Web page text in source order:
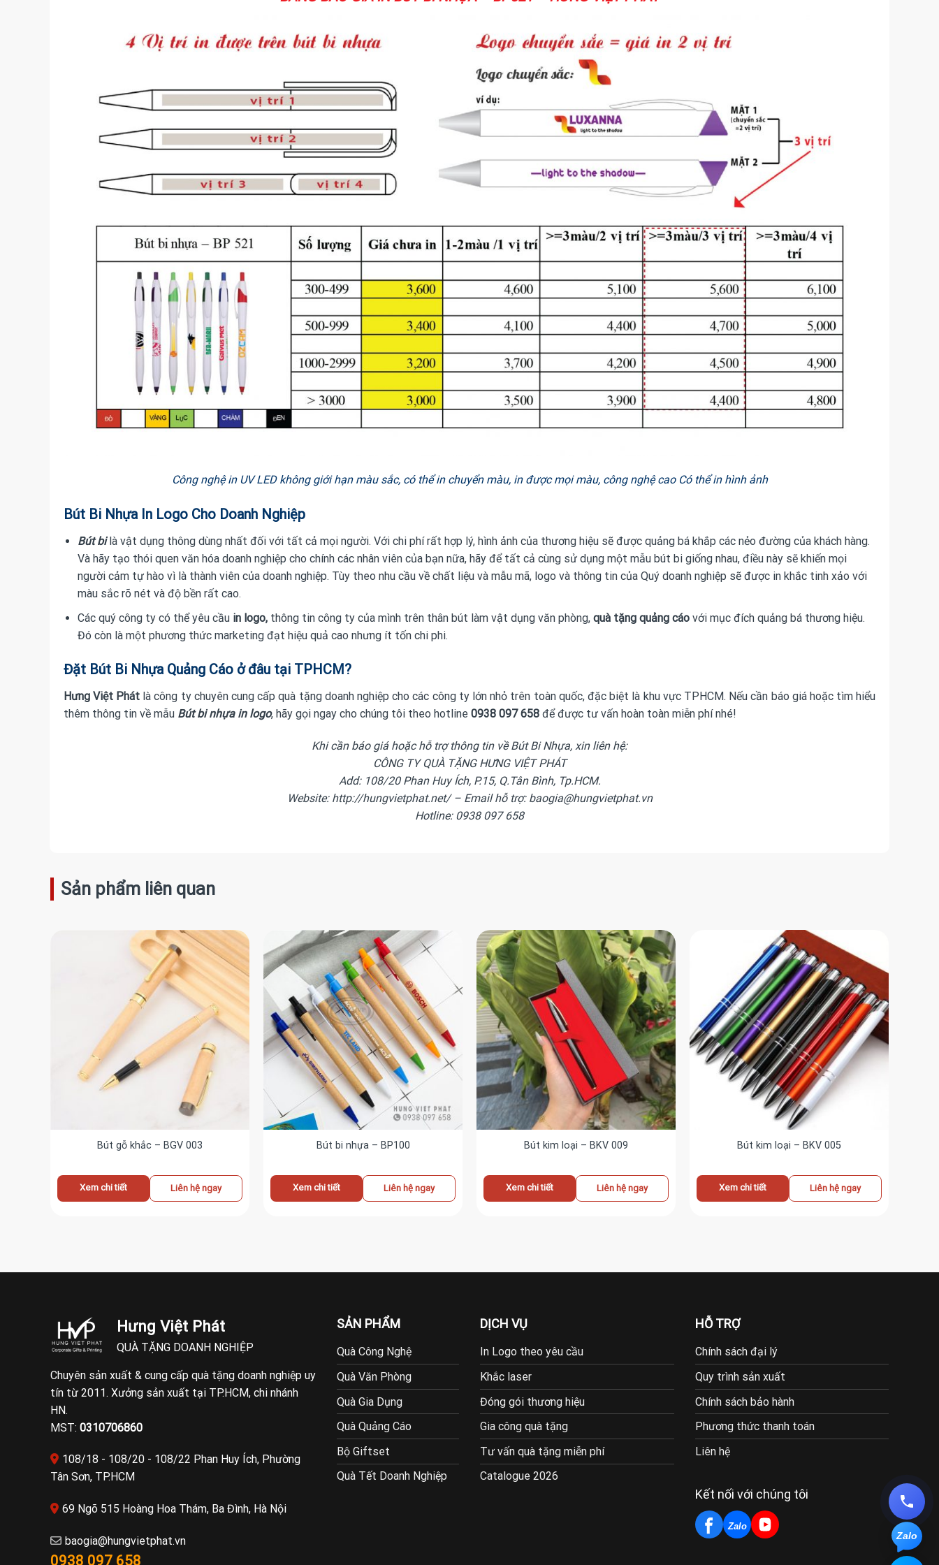
Công nghệ in UV LED không giới hạn màu sắc, có thể in chuyển màu, in được mọi màu, công nghệ cao Có thể in hình ảnh
Bút Bi Nhựa In Logo Cho Doanh Nghiệp
Bút bilà vật dụng thông dùng nhất đối với tất cả mọi người. Với chi phí rất hợp lý, hình ảnh của thương hiệu sẽ được quảng bá khắp các nẻo đường của khách hàng.
Và hãy tạo thói quen văn hóa doanh nghiệp cho chính các nhân viên của bạn nữa, hãy để tất cả cùng sử dụng một mẫu bút bi giống nhau, điều này sẽ khiến mọi
người cảm tự hào vì là thành viên của doanh nghiệp. Tùy theo nhu cầu về chất liệu và mẫu mã, logo và thông tin của Quý doanh nghiệp sẽ được in khắc tinh xảo với
màu sắc rõ nét và độ bền rất cao.
Các quý công ty có thể yêu cầu in logo, thông tin công ty của mình trên thân bút làm vật dụng văn phòng,quà tặng quảng cáo với mục đích quảng bá thương hiệu.
Đó còn là một phương thức marketing đạt hiệu quả cao nhưng ít tốn chi phi.
Đặt Bút Bi Nhựa Quảng Cáo ở đâu tại TPHCM?
Hưng Việt Phátlà công ty chuyên cung cấpquà tặng doanh nghiệp cho các công ty lớn nhỏ trên toàn quốc, đặc biệt là khu vực TPHCM. Nếu cần báo giá hoặc tìm hiểu
thêm thông tin về mẫu Bút bi nhựa in logo, hãy gọi ngay cho chúng tôi theo hotline0938 097 658để được tư vấn hoàn toàn miễn phí nhé!
Khi cần báo giá hoặc hỗ trợ thông tin về Bút Bi Nhựa, xin liên hệ:
CÔNG TY QUÀ TẶNG HƯNG VIỆT PHÁT
Add: 108/20 Phan Huy Ích, P.15, Q.Tân Bình, Tp.HCM.
Website: http://hungvietphat.net/ – Email hỗ trợ: baogia@hungvietphat.vn
Hotline: 0938 097 658
Sản phẩm liên quan
Bút gỗ khắc – BGV 003
Xem chi tiết Liên hệ ngay
Bút bi nhựa – BP100
Xem chi tiết Liên hệ ngay
Bút kim loại – BKV 009
Xem chi tiết Liên hệ ngay
Bút kim loại – BKV 005
Xem chi tiết Liên hệ ngay
Hưng Việt Phát
QUÀ TẶNG DOANH NGHIỆP
Chuyên sản xuất & cung cấp quà tặng doanh nghiệp uy
tín từ 2011. Xưởng sản xuất tại TP.HCM, chi nhánh
HN.
MST: 0310706860
108/18 - 108/20 - 108/22 Phan Huy Ích, Phường
Tân Sơn, TP.HCM
69 Ngõ 515 Hoàng Hoa Thám, Ba Đình, Hà Nội
baogia@hungvietphat.vn
0938 097 658
SẢN PHẨM
Quà Công Nghệ
Quà Văn Phòng
Quà Gia Dụng
Quà Quảng Cáo
Bộ Giftset
Quà Tết Doanh Nghiệp
DỊCH VỤ
In Logo theo yêu cầu
Khắc laser
Đóng gói thương hiệu
Gia công quà tặng
Tư vấn quà tặng miễn phí
Catalogue 2026
HỖ TRỢ
Chính sách đại lý
Quy trình sản xuất
Chính sách bảo hành
Phương thức thanh toán
Liên hệ
Kết nối với chúng tôi
Zalo
Zalo